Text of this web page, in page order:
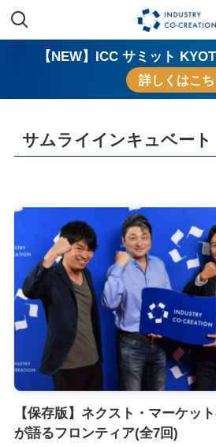
【NEW】ICC サミット
詳しくはこち
サムライインキュベート
【保存版】ネクスト・マーケッ
が語るフロンティア(全7回)